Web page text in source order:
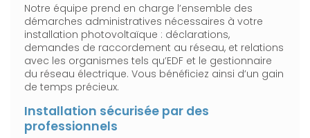
Notre équipe prend en charge l’ensemble des
démarches administratives nécessaires à votre
installation photovoltaïque : déclarations,
demandes de raccordement au réseau, et relations
avec les organismes tels qu’EDF et le gestionnaire
du réseau électrique. Vous bénéficiez ainsi d’un gain
de temps précieux.
Installation sécurisée par des
professionnels